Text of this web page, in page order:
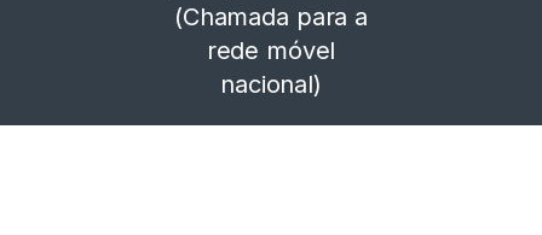
(Chamada para a
rede móvel
nacional)